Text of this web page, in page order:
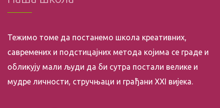
Тежимо томе да постанемо школа креативних,
савремених и подстицајних метода којима се граде и
обликују мали људи да би сутра постали велике и
мудре личности, стручњаци и грађани XXI вијека.